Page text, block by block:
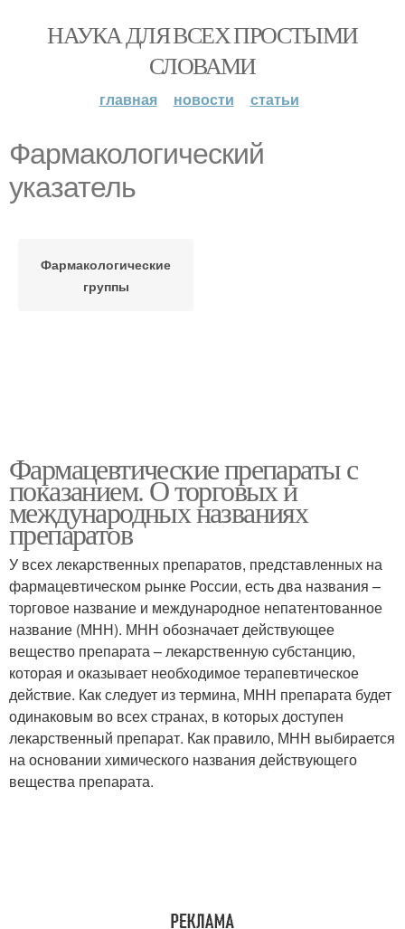
НАУКА ДЛЯ ВСЕХ ПРОСТЫМИ
СЛОВАМИ
главная новости статьи
Фармакологический
указатель
Фармакологические
группы
Фармацевтические препараты с
показанием. О торговых и
международных названиях
препаратов
У всех лекарственных препаратов, представленных на
фармацевтическом рынке России, есть два названия –
торговое название и международное непатентованное
название (МНН). МНН обозначает действующее
вещество препарата – лекарственную субстанцию,
которая и оказывает необходимое терапевтическое
действие. Как следует из термина, МНН препарата будет
одинаковым во всех странах, в которых доступен
лекарственный препарат. Как правило, МНН выбирается
на основании химического названия действующего
вещества препарата.